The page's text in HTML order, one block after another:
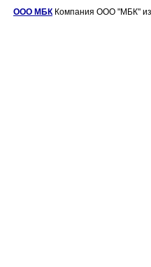
ООО МБККомпания ООО "МБК"